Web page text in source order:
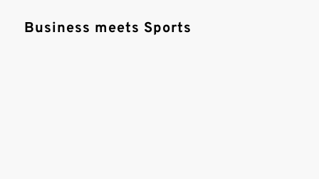
Business meets Sports